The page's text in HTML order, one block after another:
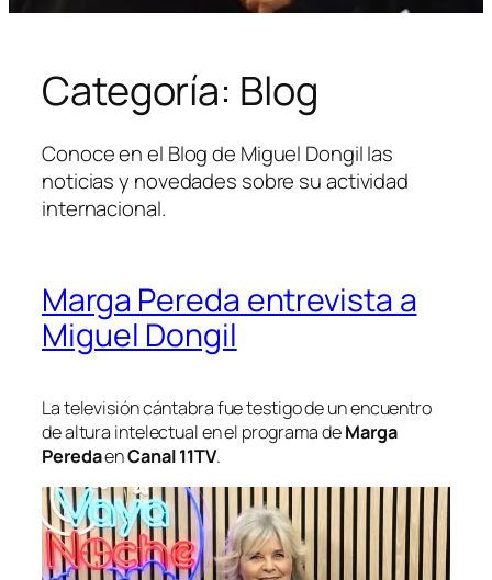
Categoría: Blog
Conoce en el Blog de Miguel Dongil las
noticias y novedades sobre su actividad
internacional.
Marga Pereda entrevista a
Miguel Dongil
La televisión cántabra fue testigo de un encuentro
de altura intelectual en el programa deMarga
PeredaenCanal 11TV.